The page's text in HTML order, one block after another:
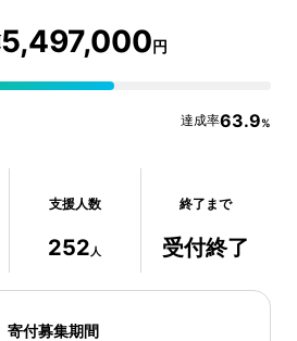
5,497,000円
達成率63.9%
支援人数
252 人
終了まで
受付終了
寄付募集期間